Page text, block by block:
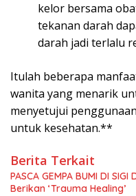
kelor bersama
tekanan darah
darah jadi terlalu
Itulah beberapa
wanita yang menarik
menyetujui
untuk kesehatan.**
Berita Terkait
PASCA GEMPA BUMI DI
Berikan ‘Trauma Healing’